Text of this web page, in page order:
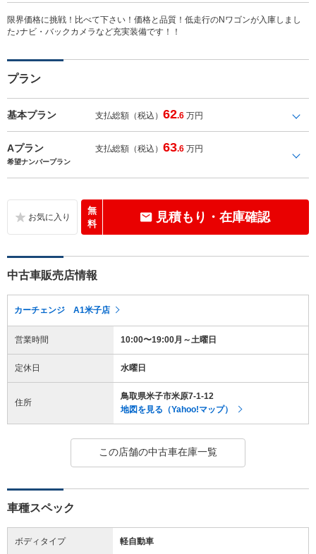
限界価格に挑戦！比べて下さい！価格と品質！低走行のNワゴンが入庫しまし
た♪ナビ・バックカメラなど充実装備です！！
プラン
基本プラン 支払総額（税込）62.6 万円
Aプラン 支払総額（税込）63.6 万円
希望ナンバープラン
無
料
見積もり・在庫確認
中古車販売店情報
カーチェンジ A1米子店
営業時間 10:00〜19:00月～土曜日
定休日 水曜日
住所
鳥取県米子市米原7-1-12
地図を見る（Yahoo!マップ）
この店舗の中古車在庫一覧
車種スペック
ボディタイプ 軽自動車